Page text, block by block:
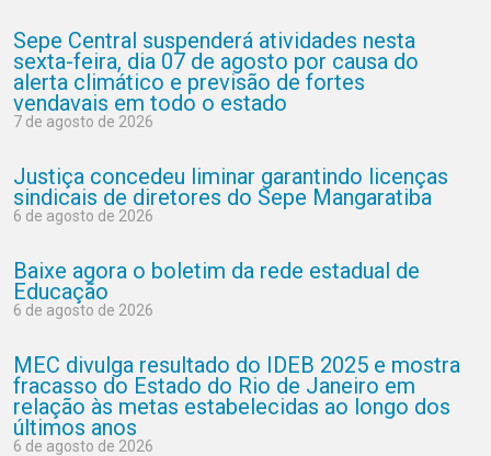
Sepe Central suspenderá atividades nesta
sexta-feira, dia 07 de agosto por causa do
alerta climático e previsão de fortes
vendavais em todo o estado
7 de agosto de 2026
Justiça concedeu liminar garantindo licenças
sindicais de diretores do Sepe Mangaratiba
6 de agosto de 2026
Baixe agora o boletim da rede estadual de
Educação
6 de agosto de 2026
MEC divulga resultado do IDEB 2025 e mostra
fracasso do Estado do Rio de Janeiro em
relação às metas estabelecidas ao longo dos
últimos anos
6 de agosto de 2026